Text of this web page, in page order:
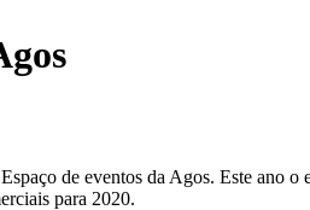
de eventos da Agos. Este ano
para 2020.